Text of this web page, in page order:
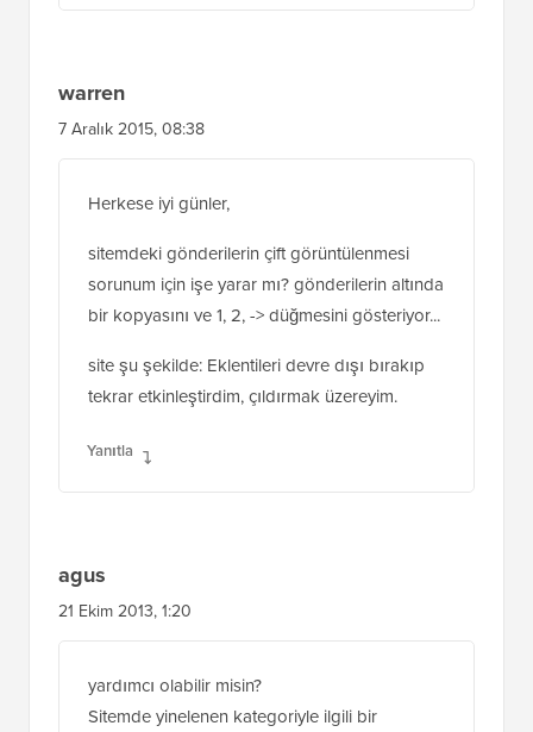
warren
7 Aralık 2015, 08:38
Herkese iyi günler,
sitemdeki gönderilerin çift görüntülenmesi
sorunum için işe yarar mı? gönderilerin altında
bir kopyasını ve 1, 2, -> düğmesini gösteriyor...
site şu şekilde: Eklentileri devre dışı bırakıp
tekrar etkinleştirdim, çıldırmak üzereyim.
Yanıtla
agus
21 Ekim 2013, 1:20
yardımcı olabilir misin?
Sitemde yinelenen kategoriyle ilgili bir